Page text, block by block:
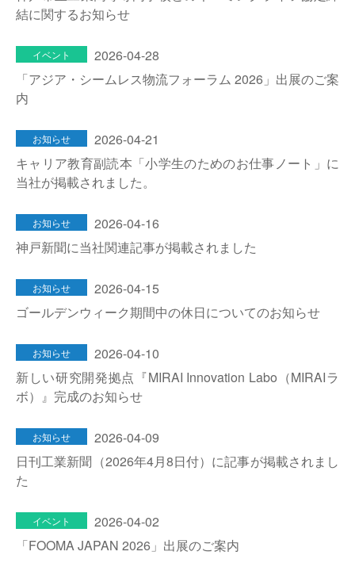
結に関するお知らせ
イベント
2026-04-28
「アジア・シームレス物流フォーラム 2026」出展のご案
内
お知らせ
2026-04-21
キャリア教育副読本「小学生のためのお仕事ノート」に
当社が掲載されました。
お知らせ
2026-04-16
神戸新聞に当社関連記事が掲載されました
お知らせ
2026-04-15
ゴールデンウィーク期間中の休日についてのお知らせ
お知らせ
2026-04-10
新しい研究開発拠点『MIRAI Innovation Labo（MIRAIラ
ボ）』完成のお知らせ
お知らせ
2026-04-09
日刊工業新聞（2026年4月8日付）に記事が掲載されまし
た
イベント
2026-04-02
「FOOMA JAPAN 2026」出展のご案内